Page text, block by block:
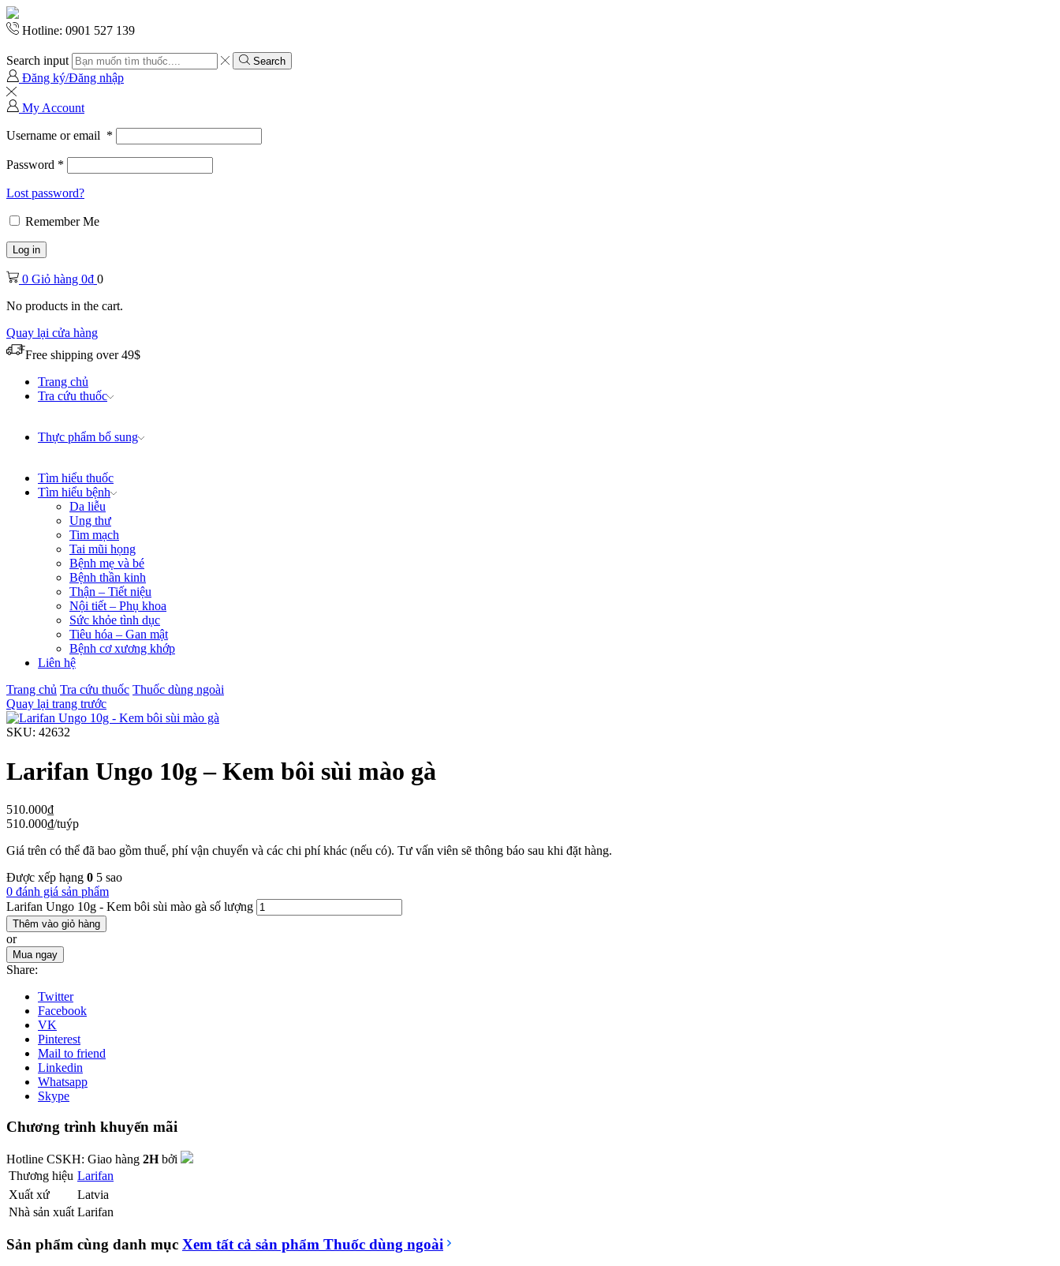
Hotline: 0901 527 139
Search input Search
Đăng ký/Đăng nhập
My Account
Username or email *
Password *
Lost password?
Remember Me
Log in
0 Giỏ hàng 0₫ 0
No products in the cart.
Quay lại cửa hàng
Free shipping over 49$
Trang chủ
Tra cứu thuốc
Thực phẩm bổ sung
Tìm hiểu thuốc
Tìm hiểu bệnh
Da liễu
Ung thư
Tim mạch
Tai mũi họng
Bệnh mẹ và bé
Bệnh thần kinh
Thận – Tiết niệu
Nội tiết – Phụ khoa
Sức khỏe tình dục
Tiêu hóa – Gan mật
Bệnh cơ xương khớp
Liên hệ
Trang chủ Tra cứu thuốc Thuốc dùng ngoài
Quay lại trang trước
SKU: 42632
Larifan Ungo 10g – Kem bôi sùi mào gà
510.000₫
510.000₫/tuýp
Giá trên có thể đã bao gồm thuế, phí vận chuyển và các chi phí khác (nếu có). Tư vấn viên sẽ thông báo sau khi đặt hàng.
Được xếp hạng 0 5 sao
0 đánh giá sản phẩm
Larifan Ungo 10g - Kem bôi sùi mào gà số lượng
Thêm vào giỏ hàng
or
Mua ngay
Share:
Twitter
Facebook
VK
Pinterest
Mail to friend
Linkedin
Whatsapp
Skype
Chương trình khuyến mãi
Hotline CSKH: Giao hàng 2Hbởi
Thương hiệu Larifan
Xuất xứ
Latvia
Nhà sản xuất Larifan
Sản phẩm cùng danh mục Xem tất cả sản phẩm Thuốc dùng ngoài